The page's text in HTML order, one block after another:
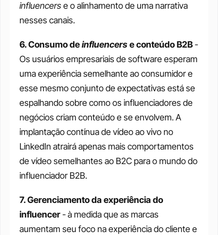
influencers e o alinhamento de uma narrativa
nesses canais.
6. Consumo de influencers e conteúdo B2B -
Os usuários empresariais de software esperam
uma experiência semelhante ao consumidor e
esse mesmo conjunto de expectativas está se
espalhando sobre como os influenciadores de
negócios criam conteúdo e se envolvem. A
implantação contínua de vídeo ao vivo no
LinkedIn atrairá apenas mais comportamentos
de vídeo semelhantes ao B2C para o mundo do
influenciador B2B.
7. Gerenciamento da experiência do
influencer - à medida que as marcas
aumentam seu foco na experiência do cliente e